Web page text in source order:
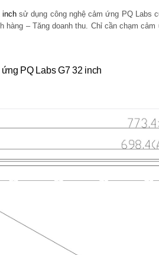
inchsử dụng công nghệ cảm ứng PQ Labs
hàng – Tăng doanh thu. Chỉ cần chạm
PQ Labs G7 32 inch